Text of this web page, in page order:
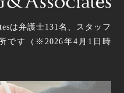
は弁護士131名、スタッフ
です（ ※2026年4月1日時